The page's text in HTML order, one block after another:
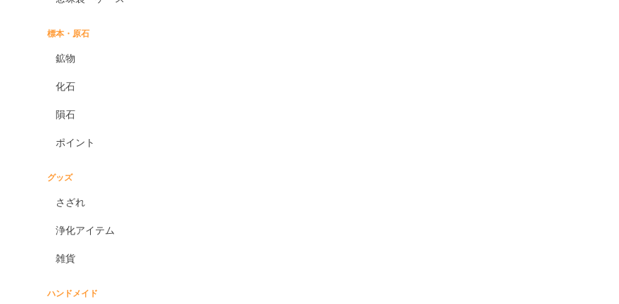
標本・原石
鉱物
化石
隕石
ポイント
グッズ
さざれ
浄化アイテム
雑貨
ハンドメイド